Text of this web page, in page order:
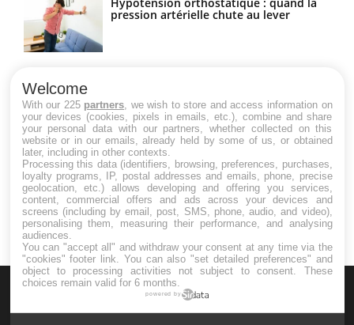
pression artérielle chute au lever
Maladie de Charcot (Sclérose latérale
amyotrophique)
Welcome
With our 225 partners , we wish to store and access information on
your devices (cookies, pixels in emails, etc.), combine and share
your personal data with our partners, whether collected on this
website or in our emails, already held by some of us, or obtained
later, including in other contexts.
Processing this data (identifiers, browsing, preferences, purchases,
loyalty programs, IP, postal addresses and emails, phone, precise
geolocation, etc.) allows developing and offering you services,
content, commercial offers and ads across your devices and
screens (including by email, post, SMS, phone, audio, and video),
personalising them, measuring their performance, and analysing
audiences.
You can "accept all" and withdraw your consent at any time via the
"cookies" footer link . You can also "set detailed preferences" and
object to processing activities not subject to consent. These
choices remain valid for 6 months.
powered by